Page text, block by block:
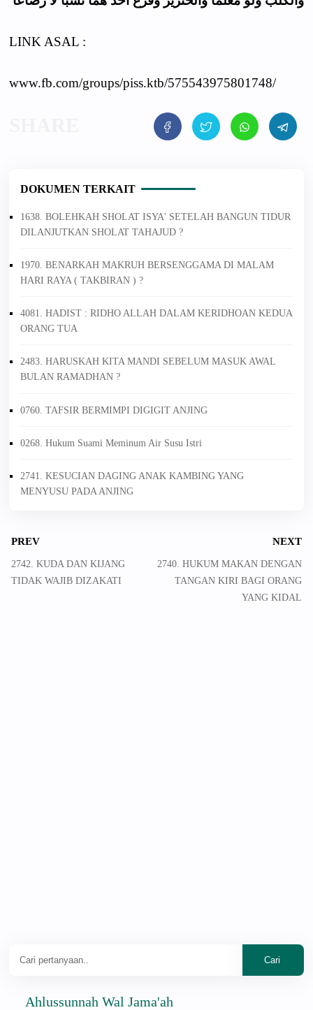
LINK ASAL :
www.fb.com/groups/piss.ktb/575543975801748/
DOKUMEN TERKAIT
1638. BOLEHKAH SHOLAT ISYA' SETELAH BANGUN TIDUR
DILANJUTKAN SHOLAT TAHAJUD ?
1970. BENARKAH MAKRUH BERSENGGAMA DI MALAM
HARI RAYA ( TAKBIRAN ) ?
4081. HADIST : RIDHO ALLAH DALAM KERIDHOAN KEDUA
ORANG TUA
2483. HARUSKAH KITA MANDI SEBELUM MASUK AWAL
BULAN RAMADHAN ?
0760. TAFSIR BERMIMPI DIGIGIT ANJING
0268. Hukum Suami Meminum Air Susu Istri
2741. KESUCIAN DAGING ANAK KAMBING YANG
MENYUSU PADA ANJING
PREV
2742. KUDA DAN KIJANG
TIDAK WAJIB DIZAKATI
NEXT
2740. HUKUM MAKAN DENGAN
TANGAN KIRI BAGI ORANG
YANG KIDAL
Wal Jama'ah